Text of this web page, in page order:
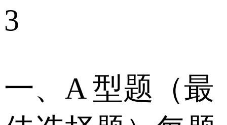
3
一、A 型题（最